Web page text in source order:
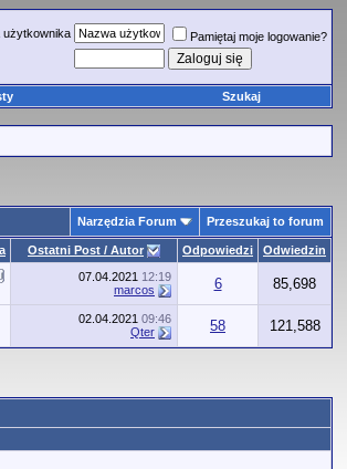
użytkownika
Pamiętaj moje logowanie?
Szukaj
Narzędzia Forum Przeszukaj to forum
Ostatni Post / Autor Odpowiedzi Odwiedzin
07.04.2021 12:19
marcos
6 85,698
02.04.2021 09:46
Qter
58 121,588